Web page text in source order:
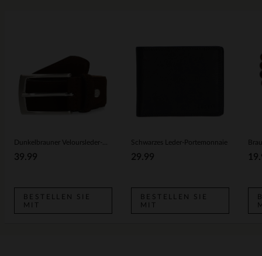
39.99
BESTELLEN SIE
MIT
Schwarzes Leder-Portemonnaie
29.99
BESTELLEN SIE
MIT